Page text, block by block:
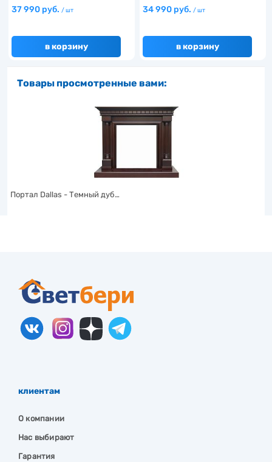
37 990 руб. / шт
в корзину
34 990 руб. / шт
в корзину
Товары просмотренные вами:
Портал Dallas - Темный дуб…
клиентам
О компании
Нас выбирают
Гарантия